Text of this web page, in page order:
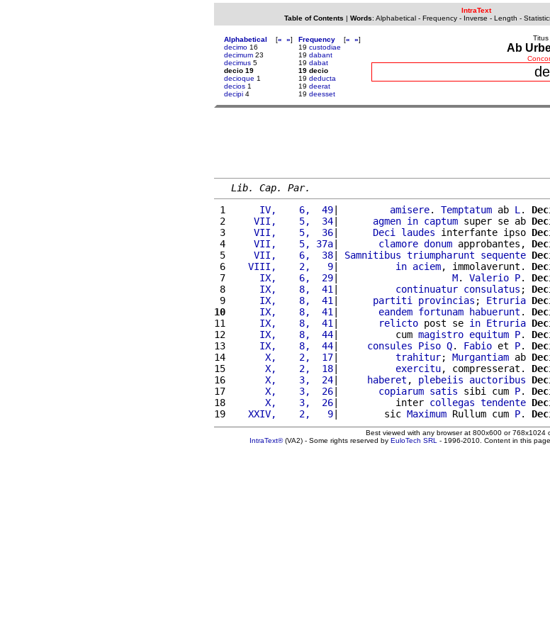
IntraText
Table of Contents | Words: Alphabetical- Frequency- Inverse - Length -
Alphabetical [« »]
decimo 16
decimum 23
decimus 5
decio 19
decioque 1
decios 1
decipi 4
Frequency [« »]
19 custodiae
19 dabant
19 dabat
19 decio
19 deducta
19 deerat
19 deesset
Titus
Ab
Lib. Cap. Par.
1
     IV,    6,  49
| amisere. Temptatum ab L .
2
    VII,    5,  34
| agmen in captum super se ab
3
    VII,    5,  36
| Deci laudes interfante ipso
4
    VII,    5, 37a
| clamore donum approbantes,
5
    VII,    6,  38
| Samnitibus triumpharunt sequente
6
   VIII,    2,   9
| in aciem, immolaverunt.
7
     IX,    6,  29
| M. Valerio P.
8
     IX,    8,  41
| continuatur consulatus ;
9
     IX,    8,  41
| partiti provincias ; Etruria
10
     IX,    8,  41
| eandem fortunam habuerunt .
11
     IX,    8,  41
| relicto post se in Etruria
12
     IX,    8,  44
|          cum magistro equitum P.
13
     IX,    8,  44
| consules Piso Q. Fabio et P.
14
      X,    2,  17
| trahitur; Murgantiam ab
15
      X,    2,  18
| exercitu, compresserat.
16
      X,    3,  24
| haberet , plebeiis auctoribus
17
      X,    3,  26
| copiarum satis sibi cum P.
18
      X,    3,  26
|          inter collegas tendente
19
   XXIV,    2,   9
|        sic Maximum Rullum cum P.
Best viewed with any browser at 800x600 or 768x1024
IntraText®(VA2) - Some rights reserved by EuloTech SRL - 1996-2010. Content in this